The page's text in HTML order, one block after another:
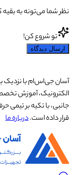
نظر شما می‌تونه به
تو شروع کن!
ارسال دیدگاه
الکترونیک، آموزش
جانبی، با تکیه بر تیمی
قرار داده است.درباره ما